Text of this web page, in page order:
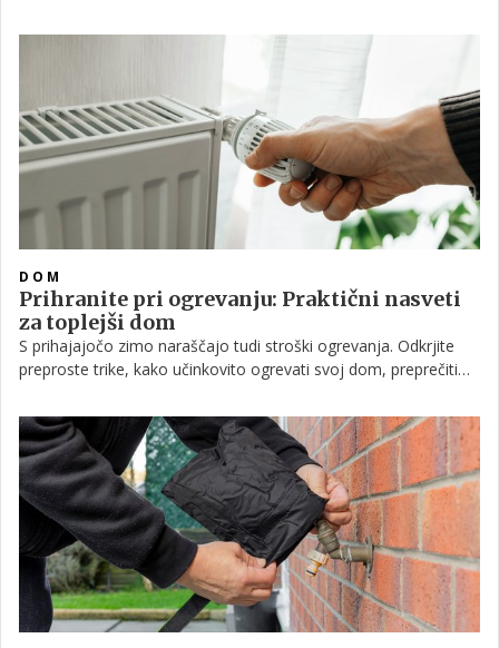
DOM
Prihranite pri ogrevanju: Praktični nasveti
za toplejši dom
S prihajajočo zimo naraščajo tudi stroški ogrevanja. Odkrjite
preproste trike, kako učinkovito ogrevati svoj dom, preprečiti
udobje sebe in svojih najdražjih.